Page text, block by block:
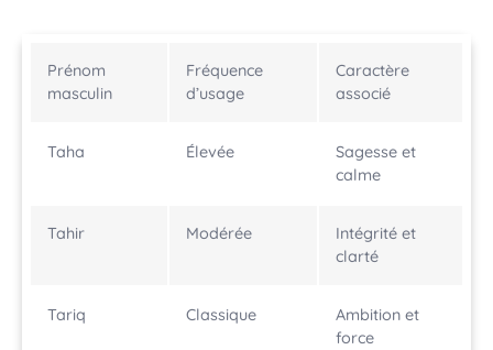
Prénom
masculin
Fréquence
d’usage
Caractère
associé
Taha Élevée
Sagesse et
calme
Tahir Modérée
Intégrité et
clarté
Tariq Classique
Ambition et
force